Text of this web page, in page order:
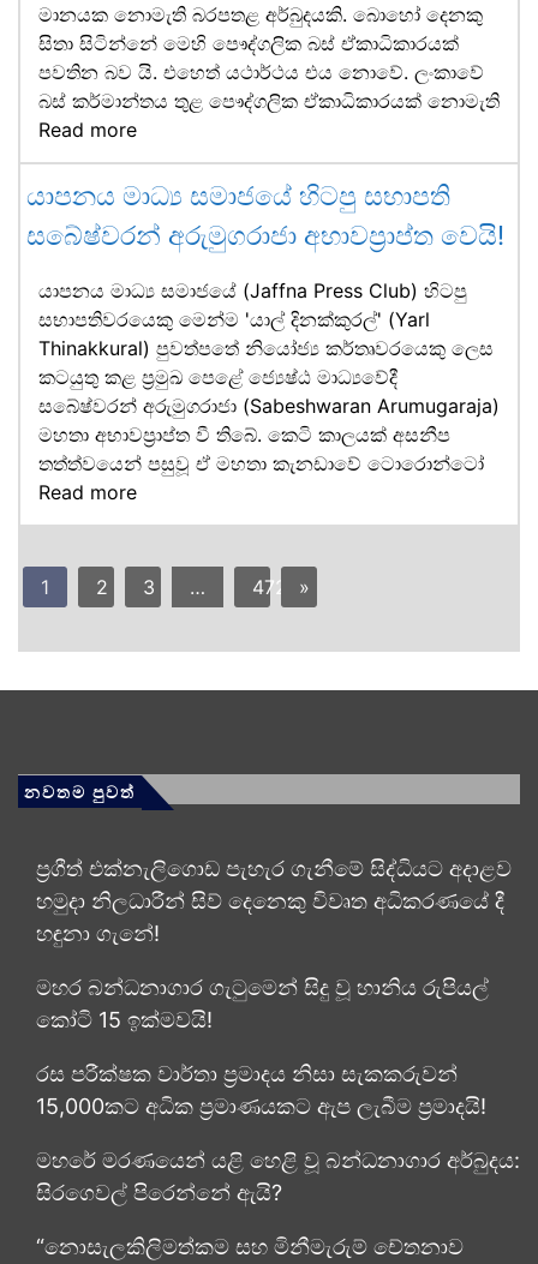
මානයක නොමැති බරපතළ අර්බුදයකි. බොහෝ දෙනකු
සිතා සිටින්නේ මෙහි පෞද්ගලික බස් ඒකාධිකාරයක්
පවතින බව යි. එහෙත් යථාර්ථය එය නොවේ. ලංකාවේ
බස් කර්මාන්තය තුළ පෞද්ගලික ඒකාධිකාරයක් නොමැති
Read more
යාපනය මාධ්‍ය සමාජයේ හිටපු සභාපති
සබේෂ්වරන් අරුමුගරාජා අභාවප්‍රාප්ත වෙයි!
යාපනය මාධ්‍ය සමාජයේ (Jaffna Press Club) හිටපු
සභාපතිවරයෙකු මෙන්ම 'යාල් දිනක්කුරල්' (Yarl
Thinakkural) පුවත්පතේ නියෝජ්‍ය කර්තෘවරයෙකු ලෙස
කටයුතු කළ ප්‍රමුඛ පෙළේ ජ්‍යෙෂ්ඨ මාධ්‍යවේදී
සබේෂ්වරන් අරුමුගරාජා (Sabeshwaran Arumugaraja)
මහතා අභාවප්‍රාප්ත වී තිබේ. කෙටි කාලයක් අසනීප
තත්ත්වයෙන් පසුවූ ඒ මහතා කැනඩාවේ ටොරොන්ටෝ
Read more
1 2 3 … 472 »
නවතම පුවත්
ප්‍රගීත් එක්නැලිගොඩ පැහැර ගැනීමේ සිද්ධියට අදාළව
හමුදා නිලධාරීන් සිව් දෙනෙකු විවෘත අධි­ක­ර­ණ­යේ දී
හඳුනා ගැනේ!
මහර බන්ධනාගාර ගැටුමෙන් සිදු වූ හානිය රුපියල්
කෝටි 15 ඉක්මවයි!
රස පරීක්ෂක වාර්තා ප්‍රමාදය නිසා සැකකරුවන්
15,000කට අධික ප්‍රමාණයකට ඇප ලැබීම ප්‍රමාදයි!
මහරේ මරණයෙන් යළි හෙළි වූ බන්ධනාගාර අර්බුදය:
සිරගෙවල් පිරෙන්නේ ඇයි?
“නොසැලකිලිමත්කම සහ මිනීමැරුම් චේතනාව